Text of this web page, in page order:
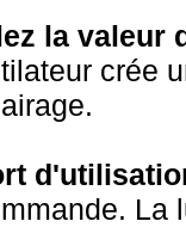
la valeur
crée
La